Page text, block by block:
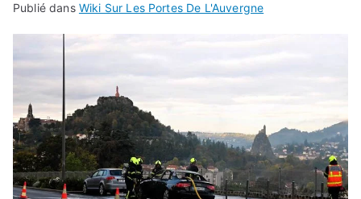
Publié dans Wiki Sur Les Portes De L'Auvergne